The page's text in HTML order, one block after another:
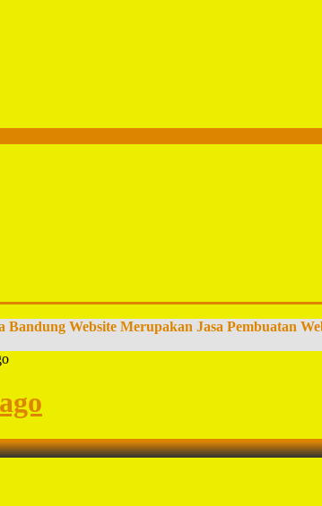
Bandung Website Merupakan Jasa Pembuatan